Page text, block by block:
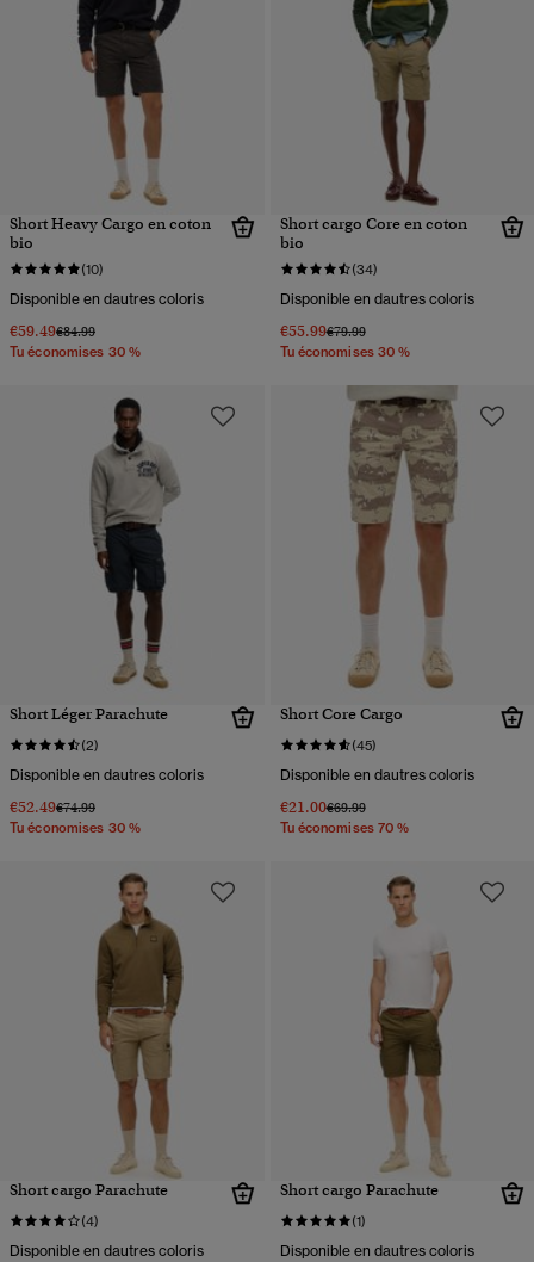
Short Heavy Cargo en coton
bio
(10)
Disponible en dautres coloris
€59.49Prix réduit de
€84.99à
Tu économises 30 %
Short cargo Core en coton
bio
(34)
Disponible en dautres coloris
€55.99Prix réduit de
€79.99à
Tu économises 30 %
Short Léger Parachute
(2)
Disponible en dautres coloris
€52.49Prix réduit de
€74.99à
Tu économises 30 %
Short Core Cargo
(45)
Disponible en dautres coloris
€21.00Prix réduit de
€69.99à
Tu économises 70 %
Short cargo Parachute
(4)
Disponible en dautres coloris
Short cargo Parachute
(1)
Disponible en dautres coloris